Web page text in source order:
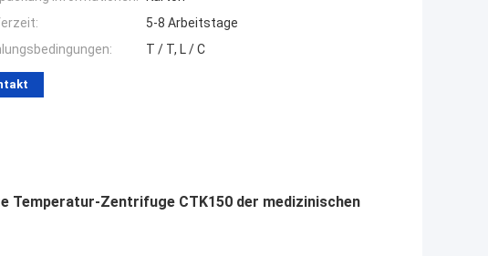
5-8 Arbeitstage
T / T, L / C
Temperatur-Zentrifuge CTK150 der medizinischen